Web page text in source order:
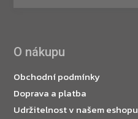
O nákupu
Obchodní podmínky
Doprava a platba
Udržitelnost v našem eshopu